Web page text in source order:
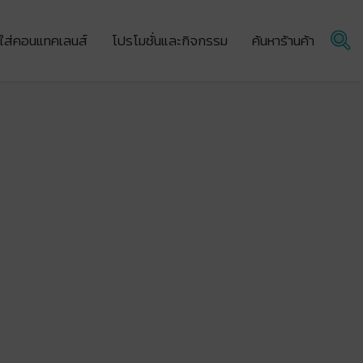
ส่คอนแทคเลนส์ โปรโมชั่นและกิจกรรม ค้นหาร้านค้า